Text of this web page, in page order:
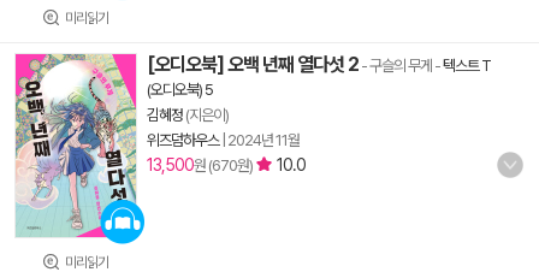
미리읽기
미리읽기
[오디오북] 오백 년째 열다섯 2 - 구슬의 무게 -텍스트 T
(오디오북) 5
김혜정 (지은이)
위즈덤하우스| 2024년 11월
13,500원 (670원) 10.0